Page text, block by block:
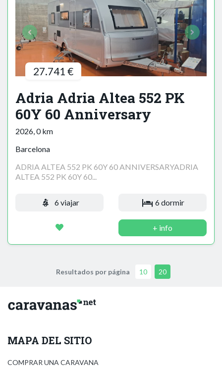
27.741 €
Adria Adria Altea 552 PK
60Y 60 Anniversary
2026, 0 km
Barcelona
ADRIA ALTEA 552 PK 60Y 60 ANNIVERSARYADRIA
ALTEA 552 PK 60Y 60...
6 viajar 6 dormir
+ info
Resultados por página 10 20
MAPA DEL SITIO
COMPRAR UNA CARAVANA